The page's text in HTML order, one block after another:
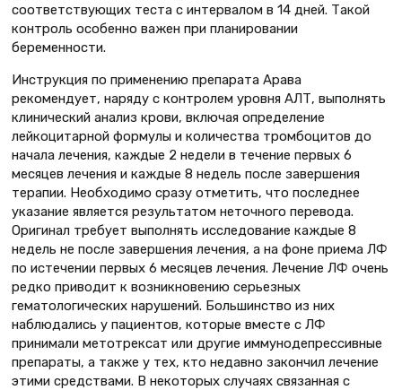
соответствующих теста с интервалом в 14 дней. Такой
контроль особенно важен при планировании
беременности.
Инструкция по применению препарата Арава
рекомендует, наряду с контролем уровня АЛТ, выполнять
клинический анализ крови, включая определение
лейкоцитарной формулы и количества тромбоцитов до
начала лечения, каждые 2 недели в течение первых 6
месяцев лечения и каждые 8 недель после завершения
терапии. Необходимо сразу отметить, что последнее
указание является результатом неточного перевода.
Оригинал требует выполнять исследование каждые 8
недель не после завершения лечения, а на фоне приема ЛФ
по истечении первых 6 месяцев лечения. Лечение ЛФ очень
редко приводит к возникновению серьезных
гематологических нарушений. Большинство из них
наблюдались у пациентов, которые вместе с ЛФ
принимали метотрексат или другие иммунодепрессивные
препараты, а также у тех, кто недавно закончил лечение
этими средствами. В некоторых случаях связанная с